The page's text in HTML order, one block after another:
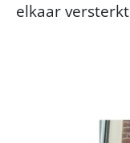
elkaar